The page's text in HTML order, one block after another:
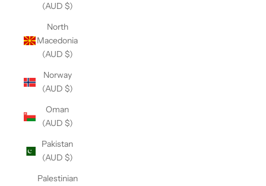
(AUD $)
North
Macedonia
(AUD $)
Norway
(AUD $)
Oman
(AUD $)
Pakistan
(AUD $)
Palestinian